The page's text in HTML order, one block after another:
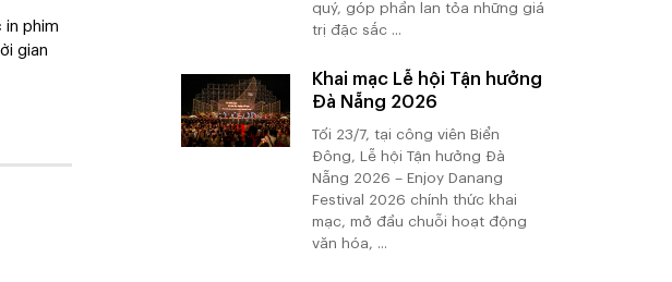
in phim
gian
quý, góp phần lan tỏa những giá
trị đặc sắc ...
Khai mạc Lễ hội Tận hưởng
Đà Nẵng 2026
Tối 23/7, tại công viên Biển
Đông, Lễ hội Tận hưởng Đà
Nẵng 2026 – Enjoy Danang
Festival 2026 chính thức khai
mạc, mở đầu chuỗi hoạt động
văn hóa, ...